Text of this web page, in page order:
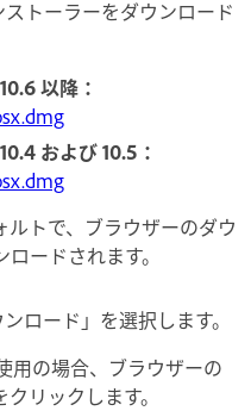
トーラーをダウンロード
以降：
および 10.5：
トで、ブラウザーのダウ
ードされます。
ロード」を選択します。
用の場合、ブラウザーの
リックします。